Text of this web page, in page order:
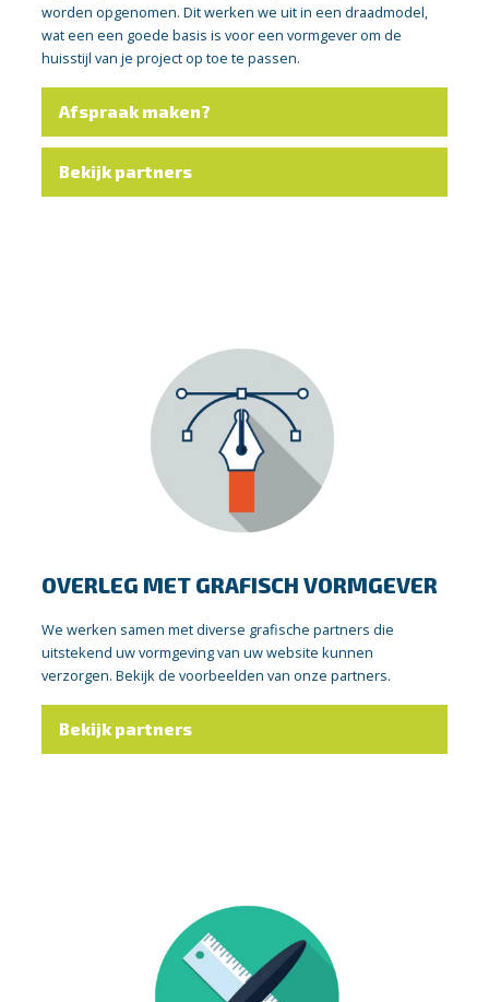
worden opgenomen. Dit werken we uit in een draadmodel,
wat een een goede basis is voor een vormgever om de
huisstijl van je project op toe te passen.
Afspraak maken?
Bekijk partners
OVERLEG MET GRAFISCH VORMGEVER
We werken samen met diverse grafische partners die
uitstekend uw vormgeving van uw website kunnen
verzorgen. Bekijk de voorbeelden van onze partners.
Bekijk partners